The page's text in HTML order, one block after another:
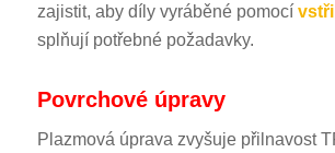
zajistit, aby díly vyráběné pomocí
splňují potřebné požadavky.
Povrchové úpravy
Plazmová úprava zvyšuje přilnavost